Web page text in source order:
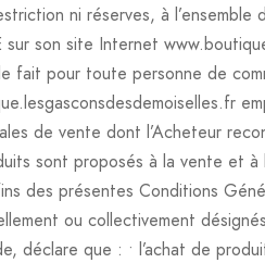
ni réserves, à
sur son site Internet
fait pour toute personne de
de vente dont l’Acheteur
sont proposés à la vente et à
des présentes Conditions
ou collectivement
déclare que : • l’achat de